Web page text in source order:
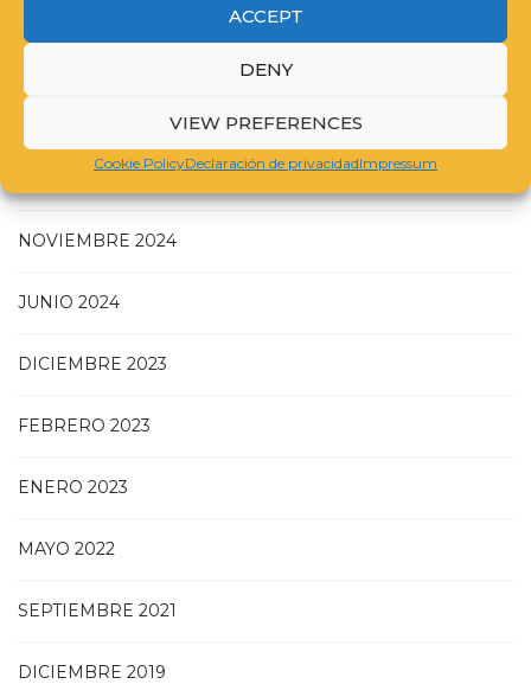
ACCEPT
DENY
VIEW PREFERENCES
Cookie PolicyDeclaración de privacidadImpressum
NOVIEMBRE 2024
JUNIO 2024
DICIEMBRE 2023
FEBRERO 2023
ENERO 2023
MAYO 2022
SEPTIEMBRE 2021
DICIEMBRE 2019